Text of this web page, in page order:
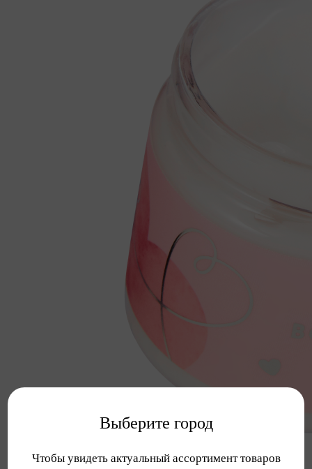
Выберите город
Чтобы увидеть актуальный ассортимент товаров